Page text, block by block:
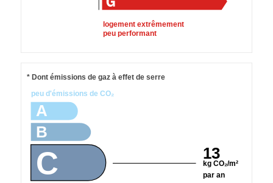
logement extrêmement
peu performant
13
kg CO₂/m²
par an
A
B
C
peu d'émissions de CO₂
* Dont émissions de gaz à effet de serre